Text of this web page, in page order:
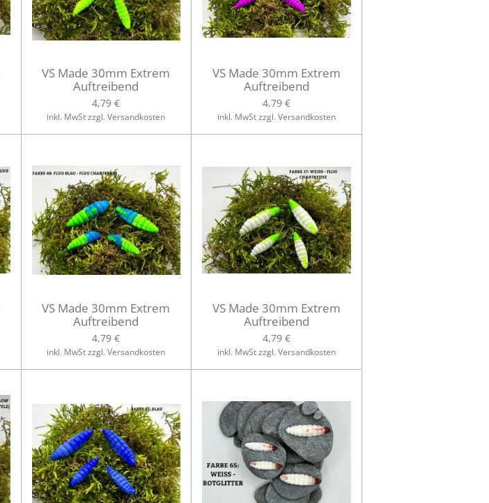
VS Made 30mm Extrem
Auftreibend
4,79 €
inkl. MwSt zzgl. Versandkosten
VS Made 30mm Extrem
Auftreibend
4,79 €
inkl. MwSt zzgl. Versandkosten
VS Made 30mm Extrem
Auftreibend
4,79 €
inkl. MwSt zzgl. Versandkosten
VS Made 30mm Extrem
Auftreibend
4,79 €
inkl. MwSt zzgl. Versandkosten